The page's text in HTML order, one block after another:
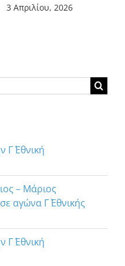
3 Απριλίου, 2026
Εθνική
– Μάριος
αγώνα Γ΄ Εθνικής
Εθνική